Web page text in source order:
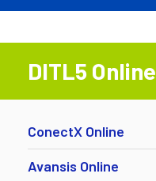
DITL5 Online
ConectX Online
Avansis Online